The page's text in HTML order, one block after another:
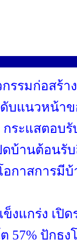
รรมก่อสร้
บแนวหน้า
ระแสตอบรั
ดบ้านต้อนรั
อกาสการมี
งแกร่ง เปิด
57% ปักธ